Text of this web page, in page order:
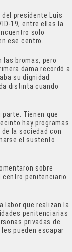
del presidente Luis
19, entre ellas la
solo
ese centro.
las bromas, pero
dama recordó a
su dignidad
distinta cuando
parte. Tienen que
hay programas
de la sociedad con
el sustento.
sobre
centro penitenciario
labor que realizan la
penitenciarias
privadas de
pueden escapar